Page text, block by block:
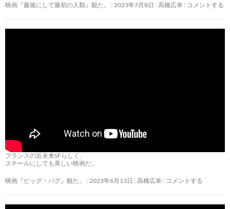
映画『最後にして最初の人類』観た。 2023年7月8日 高橋広幸 コメントする
フランスの近未来SFらしく、
スチールにしても美しい映画だ。
映画『ビッグ・バグ』観た。 2023年6月13日 高橋広幸 コメントする